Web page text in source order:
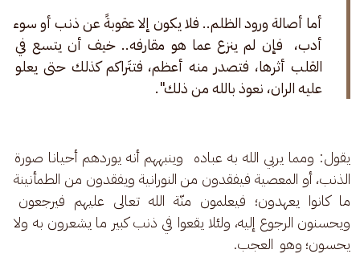
أما أصالة ورود الظلم.. فلا يكون إلا عقوبةً عن ذنب أو سوء
أدب،  فإن لم ينزع عما هو مقارفه.. خيف أن يتسع في
القلب أثرها، فتصدر منه أعظم، فتتَراكم كذلك حتى يعلو
عليه الران، نعوذ بالله من ذلك".
يقول: ومما يربي الله به عباده  وينبههم أنه يوردهم أحيانا صورة
الذنب، أو المعصية فيفقدون من النورانية ويفقدون من الطمأنينة
ما كانوا يعهدون؛ فيعلمون منّة الله تعالى عليهم فيرجعون
ويحسنون الرجوع إليه، ولئلا يقعوا في ذنب كبير ما يشعرون به ولا
يحسون؛ وهو  العجب.